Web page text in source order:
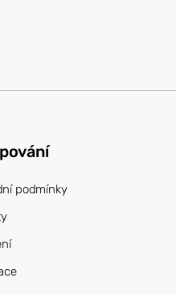
podmínky